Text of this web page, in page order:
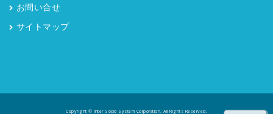
お問い合せ
サイトマップ
Copyright © Inter Socio System Corporation. All Rights Reserved.